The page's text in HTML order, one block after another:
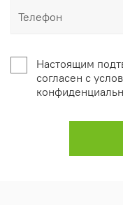
Настоящим
согласен с